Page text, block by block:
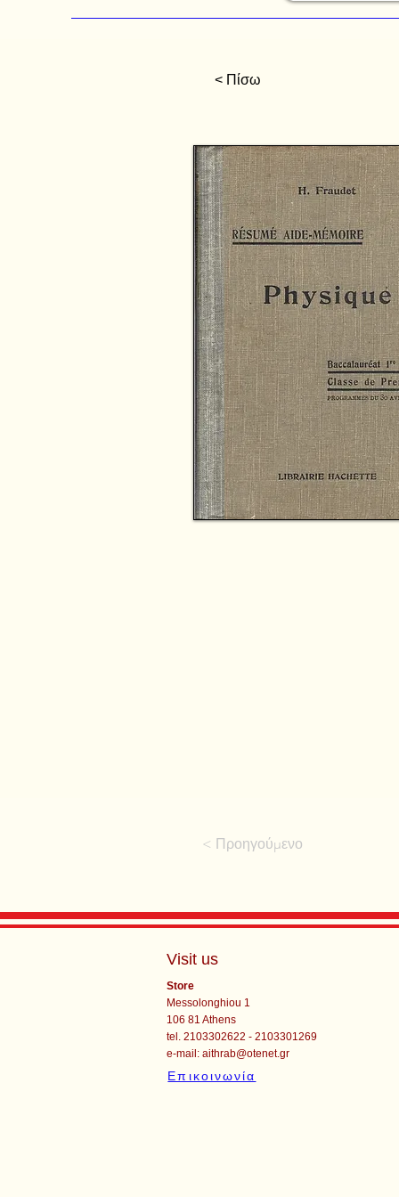
< Πίσω
< Προηγούμενο
Visit us
Store
Messolonghiou 1
106 81 Athens
tel. 2103302622 - 2103301269
e-mail:aithrab@otenet.gr
Επικοινωνία